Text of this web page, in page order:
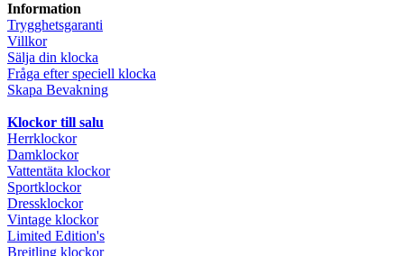
Information
Trygghetsgaranti
Villkor
Sälja din klocka
Fråga efter speciell klocka
Skapa Bevakning
Klockor till salu
Herrklockor
Damklockor
Vattentäta klockor
Sportklockor
Dressklockor
Vintage klockor
Limited Edition's
Breitling klockor